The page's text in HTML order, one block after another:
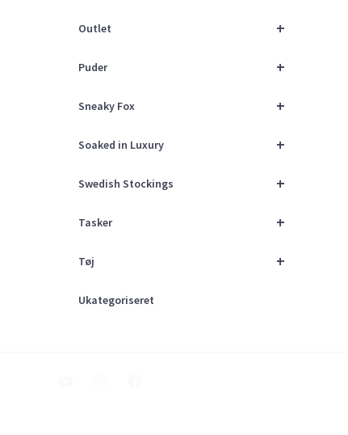
+
Outlet
+
Puder
+
Sneaky Fox
+
Soaked in Luxury
+
Swedish Stockings
+
Tasker
+
Tøj
Ukategoriseret